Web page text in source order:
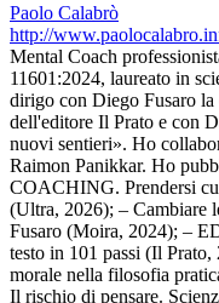
Paolo Calabrò
http://
Mental Coach
11601:2024, laureato in
dirigo con Diego Fusaro
dell'editore Il Prato e con
nuovi sentieri». Ho
Raimon Panikkar. Ho
COACHING. Prendersi
(Ultra, 2026); – Cambiare
Fusaro (Moira, 2024); –
testo in 101 passi (Il
morale nella filosofia
Il rischio di pensare.